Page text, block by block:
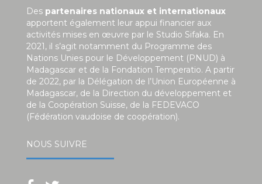
Des partenaires nationaux et internationaux
apportent également leur appui financier aux
activités mises en œuvre par le Studio Sifaka. En
2021, il s’agit notamment du Programme des
Nations Unies pour le Développement (PNUD) à
Madagascar et de la Fondation Temperatio. A partir
de 2022, par la Délégation de l’Union Européenne à
Madagascar, de la Direction du développement et
de la Coopération Suisse, de la FEDEVACO
(Fédération vaudoise de coopération).
NOUS SUIVRE